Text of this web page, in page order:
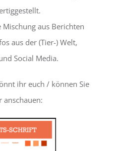
aus Berichten
aus der (Tier-) Welt,
Social Media.
ihr euch / können Sie
anschauen: